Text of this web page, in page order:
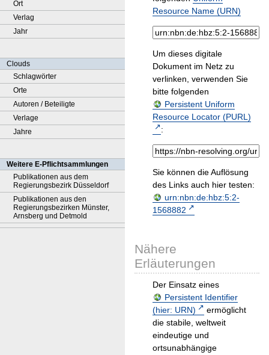
Ort
Verlag
Jahr
Clouds
Schlagwörter
Orte
Autoren / Beteiligte
Verlage
Jahre
Weitere E-Pflichtsammlungen
Publikationen aus dem
Regierungsbezirk Düsseldorf
Publikationen aus den
Regierungsbezirken Münster,
Arnsberg und Detmold
Resource Name (URN)
Um dieses digitale
Dokument im Netz zu
verlinken, verwenden Sie
bitte folgenden
Persistent Uniform
Resource Locator (PURL)
:
Sie können die Auflösung
des Links auch hier testen:
urn:nbn:de:hbz:5:2-
1568882
Nähere
Erläuterungen
Der Einsatz eines
Persistent Identifier
(hier: URN)
ermöglicht
die stabile, weltweit
eindeutige und
ortsunabhängige